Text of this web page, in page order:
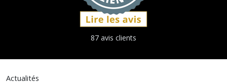
87 avis clients
Actualités